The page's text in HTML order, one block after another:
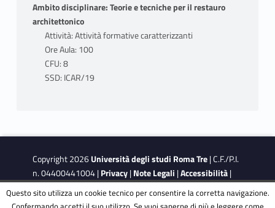
Ambito disciplinare: Teorie e tecniche per il restauro
architettonico
Attività: Attività formative caratterizzanti
Ore Aula: 100
CFU: 8
SSD: ICAR/19
Copyright 2026Università degli studi Roma Tre| C.F./P.I.
n. 04400441004 |Privacy|Note Legali |Accessibilità|
Obiettivi di accessibilità
| Dichiarazione di accessibilità
Questo sito utilizza un cookie tecnico per consentire la corretta navigazione.